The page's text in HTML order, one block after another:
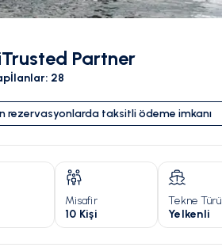
Trusted Partner
İlanlar: 28
rezervasyonlarda taksitli ödeme imkanı
Misafir
10 Kişi
Tekne Türü
Yelkenli